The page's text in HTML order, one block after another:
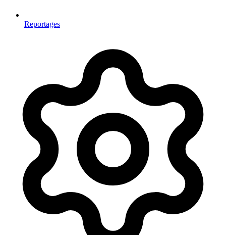
Reportages